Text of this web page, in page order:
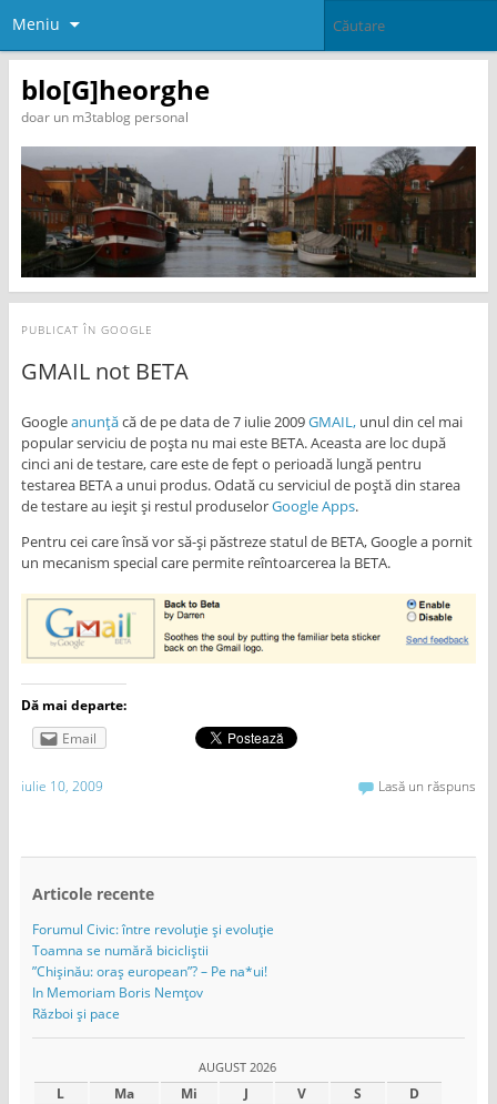
Meniu
blo[G]heorghe
doar un m3tablog personal
PUBLICAT ÎN GOOGLE
GMAIL not BETA
Googleanunţăcă de pe data de 7 iulie 2009GMAIL,unul din cel mai
popular serviciu de poşta nu mai este BETA. Aceasta are loc după
cinci ani de testare, care este de fept o perioadă lungă pentru
testarea BETA a unui produs. Odată cu serviciul de poştă din starea
de testare au ieşit şi restul produselorGoogle Apps.
Pentru cei care însă vor să-şi păstreze statul de BETA, Google a pornit
un mecanism special care permite reîntoarcerea la BETA.
Dă mai departe:
Email
iulie 10, 2009 Lasă un răspuns
Articole recente
Forumul Civic: între revoluție și evoluție
Toamna se numără bicicliștii
”Chișinău: oraș european”? – Pe na*ui!
In Memoriam Boris Nemțov
Război și pace
AUGUST 2026
L Ma Mi J V S D